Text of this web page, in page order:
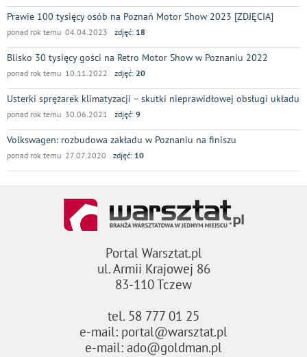
Prawie 100 tysięcy osób na Poznań Motor Show 2023 [ZDJĘCIA]
ponad rok temu 04.04.2023 zdjęć: 18
Blisko 30 tysięcy gości na Retro Motor Show w Poznaniu 2022
ponad rok temu 10.11.2022 zdjęć: 20
Usterki sprężarek klimatyzacji – skutki nieprawidłowej obsługi układu
ponad rok temu 30.06.2021 zdjęć: 9
Volkswagen: rozbudowa zakładu w Poznaniu na finiszu
ponad rok temu 27.07.2020 zdjęć: 10
Portal Warsztat.pl
ul. Armii Krajowej 86
83-110 Tczew
tel. 58 777 01 25
e-mail: portal@warsztat.pl
e-mail: ado@goldman.pl